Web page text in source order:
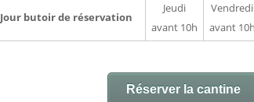
Jour butoir de réservation
Jeudi
avant 10h
Vendredi
avant 10h
Réserver la cantine